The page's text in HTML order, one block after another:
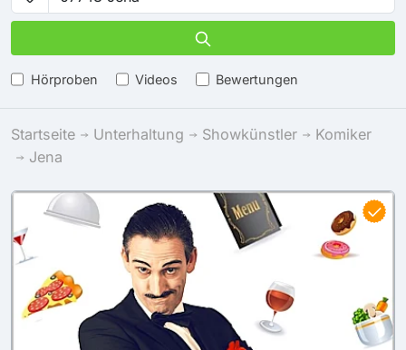
Hörproben Videos Bewertungen
Startseite Unterhaltung Showkünstler
Komiker
Jena